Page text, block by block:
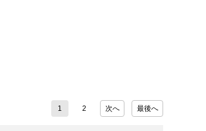
1 2 次へ 最後へ